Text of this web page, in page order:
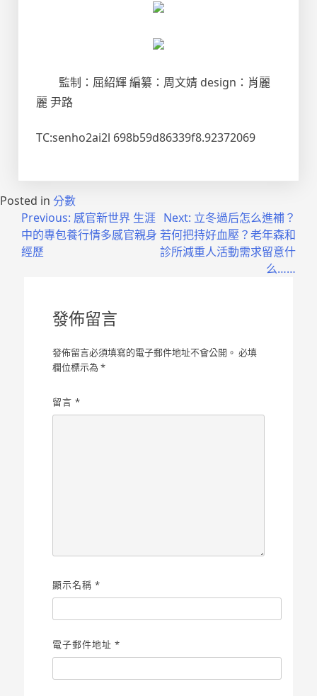
監制：屈紹輝 編纂：周文婧 design：肖麗
麗 尹路
TC:senho2ai2l 698b59d86339f8.92372069
Posted in 分數
Previous: 感官新世界 生涯
中的專包養行情多感官親身
經歷
Next: 立冬過后怎么進補？
若何把持好血壓？老年森和
診所減重人活動需求留意什
么……
發佈留言
發佈留言必須填寫的電子郵件地址不會公開。 必填
欄位標示為*
留言*
顯示名稱*
電子郵件地址*